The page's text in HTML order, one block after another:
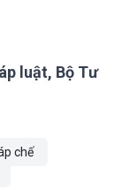
luật, Bộ Tư
chế